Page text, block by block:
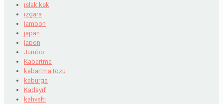
ıslak kek
ızgara
jambon
japan
japon
Jumbo
Kabartma
kabartma tozu
kaburga
Kadayıf
kahvaltı